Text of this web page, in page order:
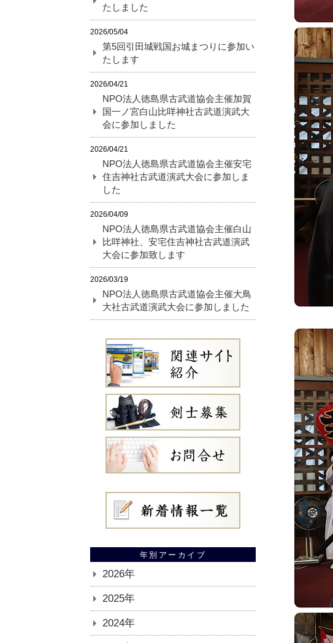
たしました
2026/05/04
第5回引田城戦国お城まつりに参加い
たします
2026/04/21
NPO法人徳島県古武道協会主催加賀
国一ノ宮白山比咩神社古武道演武大
会に参加しました
2026/04/21
NPO法人徳島県古武道協会主催安宅
住吉神社古武道演武大会に参加しま
した
2026/04/09
NPO法人徳島県古武道協会主催白山
比咩神社、安宅住吉神社古武道演武
大会に参加致します
2026/03/19
NPO法人徳島県古武道協会主催大鳥
大社古武道演武大会に参加しました
年別アーカイブ
2026年
2025年
2024年